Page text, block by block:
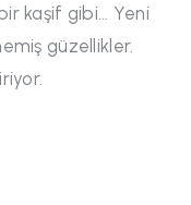
kaşif gibi… Yeni
güzellikler.